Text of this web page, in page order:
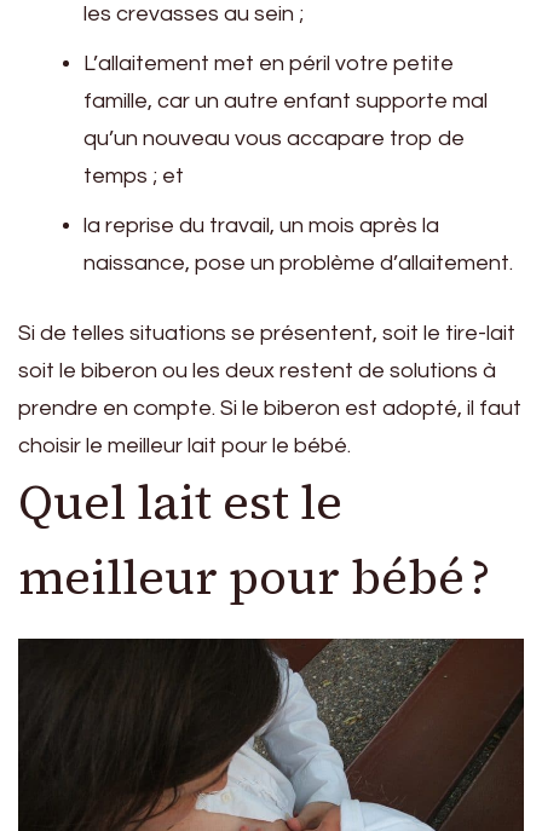
les crevasses au sein ;
L’allaitement met en péril votre petite
famille, car un autre enfant supporte mal
qu’un nouveau vous accapare trop de
temps ; et
la reprise du travail, un mois après la
naissance, pose un problème d’allaitement.
Si de telles situations se présentent, soit le tire-lait
soit le biberon ou les deux restent de solutions à
prendre en compte. Si le biberon est adopté, il faut
choisir le meilleur lait pour le bébé.
Quel lait est le
meilleur pour bébé ?